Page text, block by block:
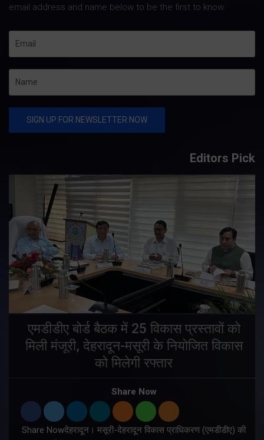
email address and name below to be the first to know.
Editors Pick
एमडीडीए बोर्ड बैठक में 25 विकास प्रस्तावों को
मिली मंजूरी, देहरादून-मसूरी के नियोजित विकास
को मिलेगी रफ्तार
Share Now
Share Nowदेहरादून। मसूरी-देहरादून विकास प्राधिकरण (एमडीडीए) की